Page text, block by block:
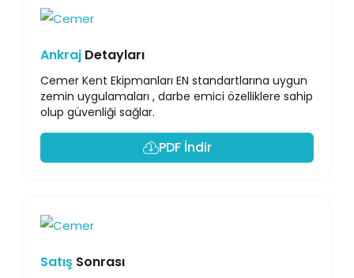
Ankraj Detayları
Cemer Kent Ekipmanları EN standartlarına uygun
zemin uygulamaları , darbe emici özelliklere sahip
olup güvenliği sağlar.
PDF İndir
Satış Sonrası